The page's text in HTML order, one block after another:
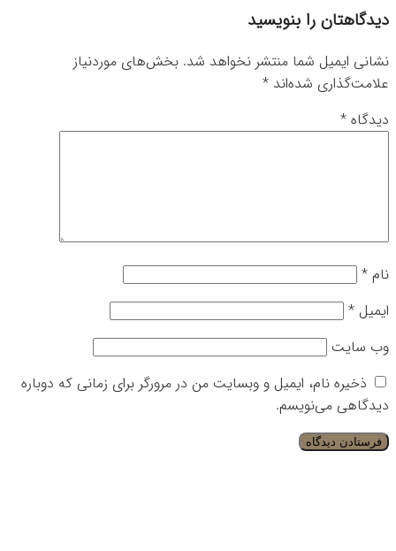
دیدگاهتان را بنویسید
نشانی ایمیل شما منتشر نخواهد شد. بخش‌های موردنیاز
علامت‌گذاری شده‌اند *
دیدگاه *
نام *
ایمیل *
وب‌ سایت
ذخیره نام، ایمیل و وبسایت من در مرورگر برای زمانی که دوباره
دیدگاهی می‌نویسم.